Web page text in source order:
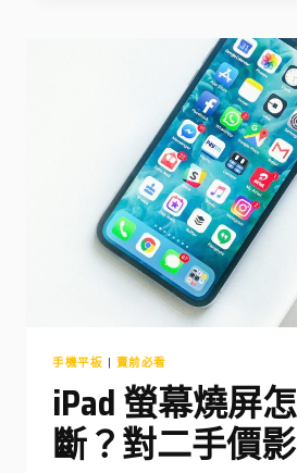
定？
划
算
嗎？
收
購
商
實
手機平板 | 賣前必看
iPad 螢幕燒屏
斷？對二手價